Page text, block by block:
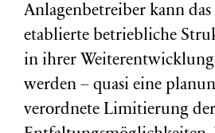
Anlagenbetreiber kann das
etablierte betriebliche
in ihrer
werden – quasi eine
verordnete Limitierung